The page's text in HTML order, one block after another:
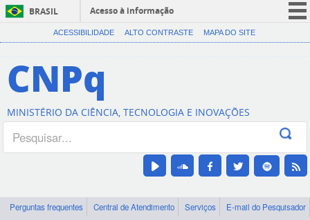
BRASIL
Acesso à informação
CORONAVÍRUS (COVID-19)
Canais
ACESSIBILIDADE ALTO CONTRASTE MAPA DO SITE
CNPq
MINISTÉRIO DA CIÊNCIA, TECNOLOGIA E INOVAÇÕES
Perguntas frequentes Central de Atendimento Serviços
E-mail do Pesquisador